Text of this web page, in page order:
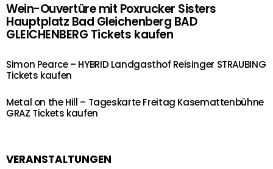
Wein-Ouvertüre mit Poxrucker Sisters
Hauptplatz Bad Gleichenberg BAD
GLEICHENBERG Tickets kaufen
Simon Pearce – HYBRID Landgasthof Reisinger STRAUBING
Tickets kaufen
Metal on the Hill – Tageskarte Freitag Kasemattenbühne
GRAZ Tickets kaufen
VERANSTALTUNGEN